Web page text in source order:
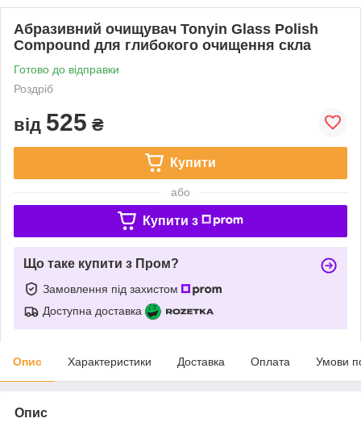
Абразивний очищувач Tonyin Glass Polish
Compound для глибокого очищення скла
Готово до відправки
Роздріб
від 525 ₴
Купити
або
Купити з
Що таке купити з Пром?
Замовлення під захистом
Доступна доставка
Опис Характеристики Доставка Оплата Умови
Опис